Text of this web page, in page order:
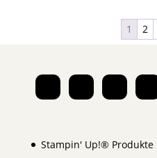
1 2
Stampin' Up!® Produkte